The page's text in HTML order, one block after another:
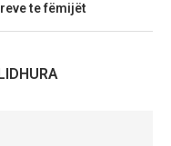
te fëmijët